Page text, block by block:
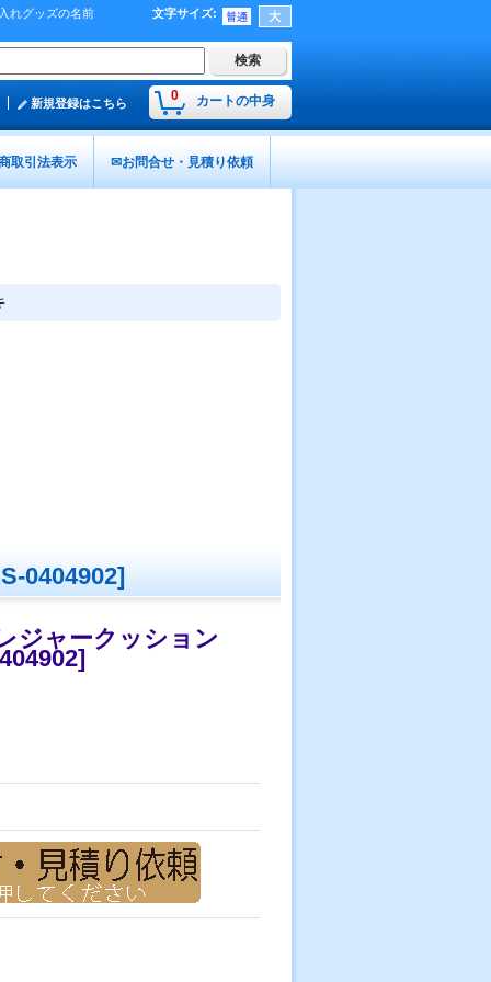
れグッズの名前
文字サイズ:
0 カートの中身
新規登録はこちら
取引法表示 ✉お問合せ・見積り依頼
0404902]
ジャークッション
]